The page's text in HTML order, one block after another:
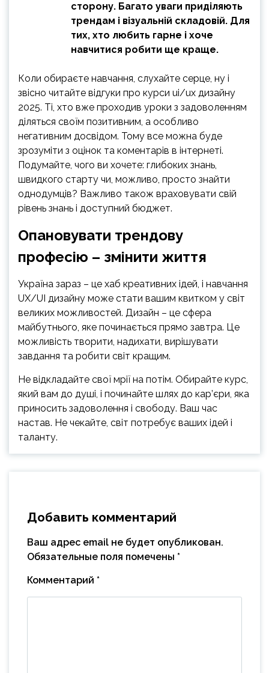
сторону. Багато уваги приділяють
трендам і візуальній складовій. Для
тих, хто любить гарне і хоче
навчитися робити ще краще.
Коли обираєте навчання, слухайте серце, ну і
звісно читайте відгуки про курси ui/ux дизайну
2025. Ті, хто вже проходив уроки з задоволенням
діляться своїм позитивним, а особливо
негативним досвідом. Тому все можна буде
зрозуміти з оцінок та коментарів в інтернеті.
Подумайте, чого ви хочете: глибоких знань,
швидкого старту чи, можливо, просто знайти
однодумців? Важливо також враховувати свій
рівень знань і доступний бюджет.
Опановувати трендову
професію – змінити життя
Україна зараз – це хаб креативних ідей, і навчання
UX/UI дизайну може стати вашим квитком у світ
великих можливостей. Дизайн – це сфера
майбутнього, яке починається прямо завтра. Це
можливість творити, надихати, вирішувати
завдання та робити світ кращим.
Не відкладайте свої мрії на потім. Обирайте курс,
який вам до душі, і починайте шлях до кар’єри, яка
приносить задоволення і свободу. Ваш час
настав. Не чекайте, світ потребує ваших ідей і
таланту.
Добавить комментарий
Ваш адрес email не будет опубликован.
Обязательные поля помечены *
Комментарий *